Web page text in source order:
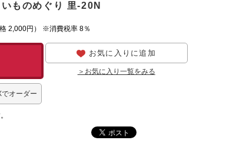
ものめぐり 里-20N
2,000円） ※消費税率 8％
でオーダー
お気に入りに追加
＞お気に入り一覧をみる